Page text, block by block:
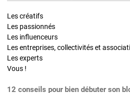
Les créatifs
Les passionnés
Les influenceurs
Les entreprises, collectivités et
Les experts
Vous !
12 conseils pour bien débuter son